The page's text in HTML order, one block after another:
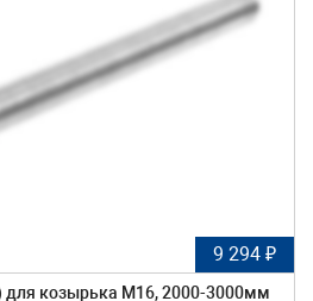
9 294 ₽
для козырька М16, 2000-3000мм